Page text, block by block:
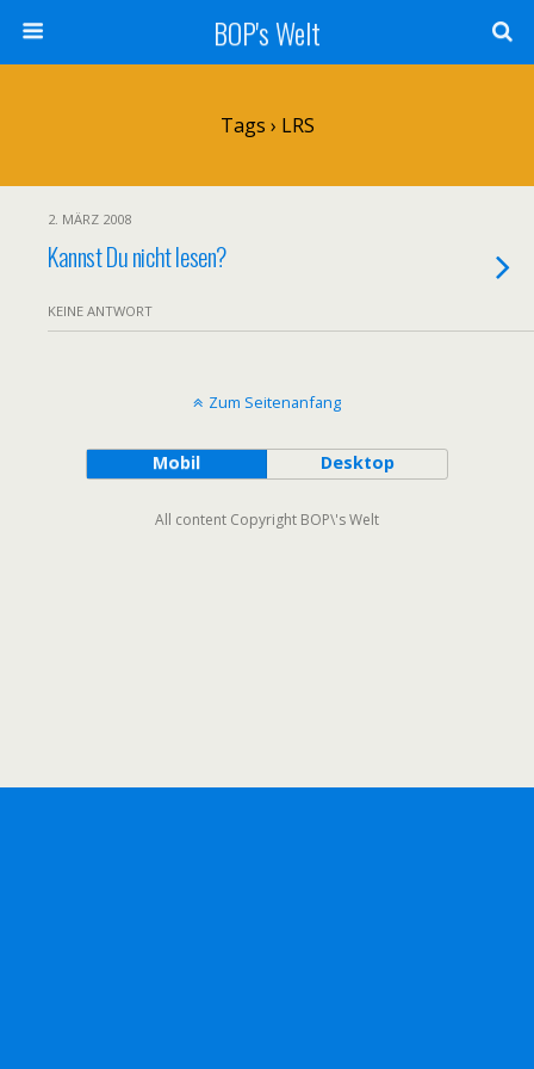
BOP's Welt
Tags › LRS
2. MÄRZ 2008
Kannst Du nicht lesen?
KEINE ANTWORT
Zum Seitenanfang
Mobil Desktop
All content Copyright BOP\'s Welt